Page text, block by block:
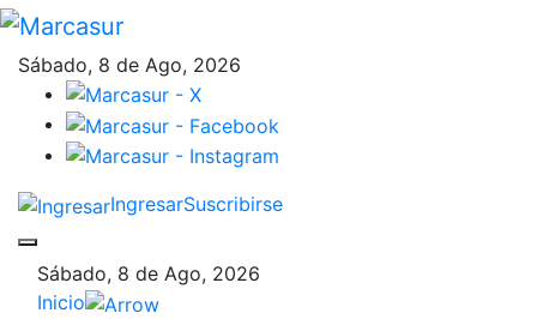
Sábado, 8 de Ago, 2026
IngresarSuscribirse
Sábado, 8 de Ago, 2026
Inicio